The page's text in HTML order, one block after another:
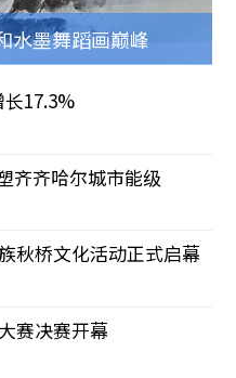
水墨舞蹈画巅峰
17.3%
齐齐哈尔城市能级
秋桥文化活动正式启幕
赛决赛开幕